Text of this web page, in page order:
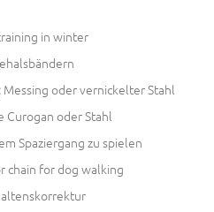
in winter
oder vernickelter Stahl
Curogan oder Stahl
Spaziergang zu spielen
chain for dog walking